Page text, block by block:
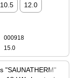
10.5 12.0
000918
15.0